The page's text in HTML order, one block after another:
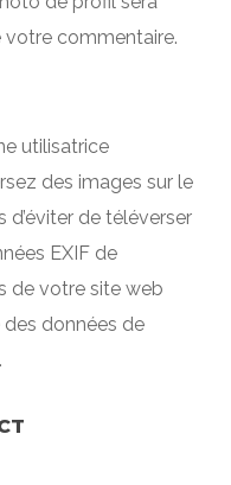
commentaire.
utilisatrice
des images sur le
de téléverser
EXIF de
de votre site web
données de